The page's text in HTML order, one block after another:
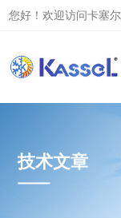
您好！欢迎访问卡塞
技术文章